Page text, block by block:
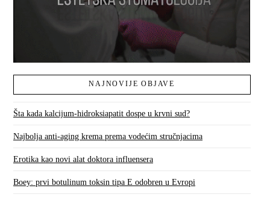
NAJNOVIJE OBJAVE
Šta kada kalcijum-hidroksiapatit dospe u krvni sud?
Najbolja anti-aging krema prema vodećim stručnjacima
Erotika kao novi alat doktora influensera
Boey: prvi botulinum toksin tipa E odobren u Evropi